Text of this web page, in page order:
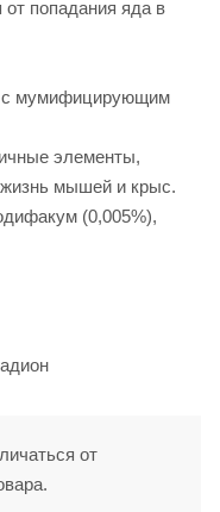
от попадания яда в
с мумифицирующим
элементы,
мышей и крыс.
(0,005%),
от